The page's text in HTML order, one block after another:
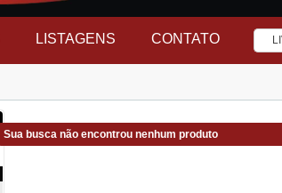
LISTAGENS CONTATO
Sua busca não encontrou nenhum produto